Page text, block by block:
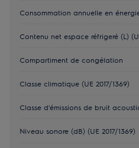
Consommation annuelle en
Contenu net espace réfrigeré (L)
Compartiment de congélation
Classe climatique (UE 2017/1369)
Classe d'émissions de bruit
Niveau sonore (dB) (UE 2017/1369)